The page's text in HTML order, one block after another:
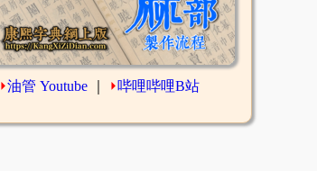
⏵油管 Youtube ⏵哔哩哔哩B站